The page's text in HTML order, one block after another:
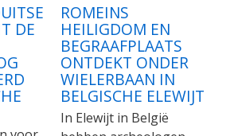
DE
ROMEINS
HEILIGDOM EN
BEGRAAFPLAATS
ONTDEKT ONDER
WIELERBAAN IN
BELGISCHE ELEWIJT
In Elewijt in België